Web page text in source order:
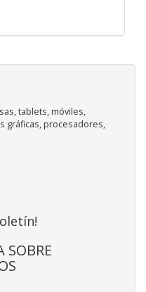
tablets, móviles,
gráficas, procesadores,
SOBRE